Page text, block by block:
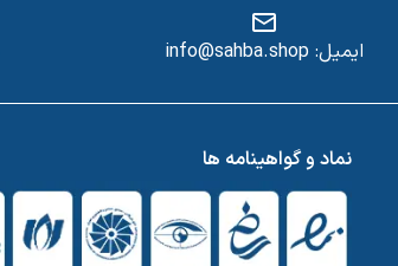
ایمیل: info@sahba.shop
نماد و گواهینامه ها